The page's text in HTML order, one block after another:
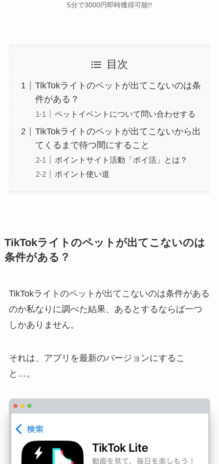
5分で3000円即時獲得可能!!
目次
TikTokライトのペットが出てこないのは条
件がある？
ペットイベントについて問い合わせする
TikTokライトのペットが出てこないから出
てくるまで待つ間にすること
ポイントサイト活動「ポイ活」とは？
ポイント使い道
TikTokライトのペットが出てこないのは
条件がある？
TikTokライトのペットが出てこないのは条件がある
のか私なりに調べた結果、あるとするならば一つ
しかありません。
それは、アプリを最新のバージョンにするこ
と…。